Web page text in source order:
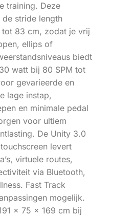
training. Deze
de stride length
tot 83 cm, zodat je vrij
ellips of
biedt
watt bij 80 SPM tot
gevarieerde en
lage instap,
en minimale pedal
voor ultiem
De Unity 3.0
levert
virtuele routes,
via Bluetooth,
Fast Track
mogelijk.
x 75 x 169 cm bij